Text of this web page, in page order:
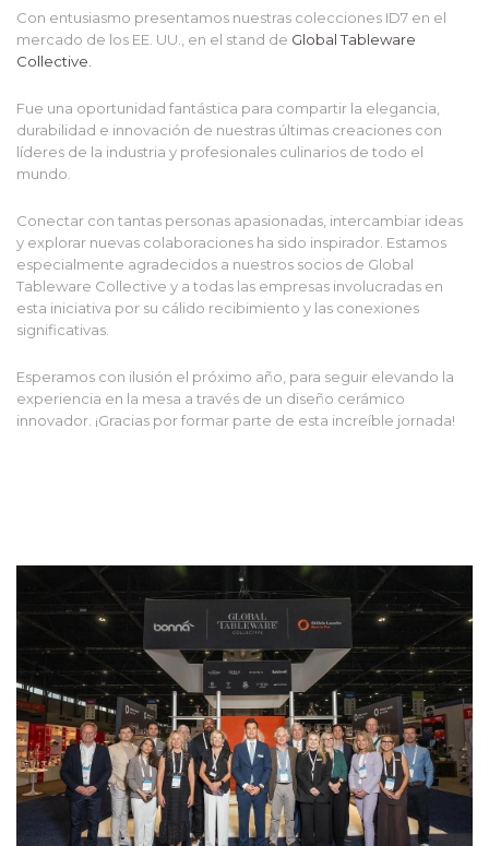
Con entusiasmo presentamos nuestras colecciones ID7 en el
mercado de los EE. UU., en el stand de Global Tableware
Collective.
Fue una oportunidad fantástica para compartir la elegancia,
durabilidad e innovación de nuestras últimas creaciones con
líderes de la industria y profesionales culinarios de todo el
mundo.
Conectar con tantas personas apasionadas, intercambiar ideas
y explorar nuevas colaboraciones ha sido inspirador. Estamos
especialmente agradecidos a nuestros socios de Global
Tableware Collective y a todas las empresas involucradas en
esta iniciativa por su cálido recibimiento y las conexiones
significativas.
Esperamos con ilusión el próximo año, para seguir elevando la
experiencia en la mesa a través de un diseño cerámico
innovador. ¡Gracias por formar parte de esta increíble jornada!